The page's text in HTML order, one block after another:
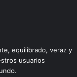
equilibrado, veraz y
usuarios